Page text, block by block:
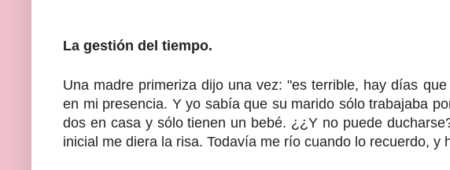
La gestión del tiempo.
Una madre primeriza dijo una vez: "es terrible, hay días
en mi presencia. Y yo sabía que su marido sólo trabajaba
dos en casa y sólo tienen un bebé. ¿¿Y no puede
inicial me diera la risa. Todavía me río cuando lo recuerdo, y